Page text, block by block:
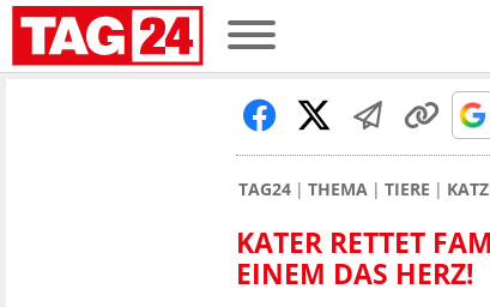
TAG24 THEMA TIERE
KATER RETTET
EINEM DAS HERZ!